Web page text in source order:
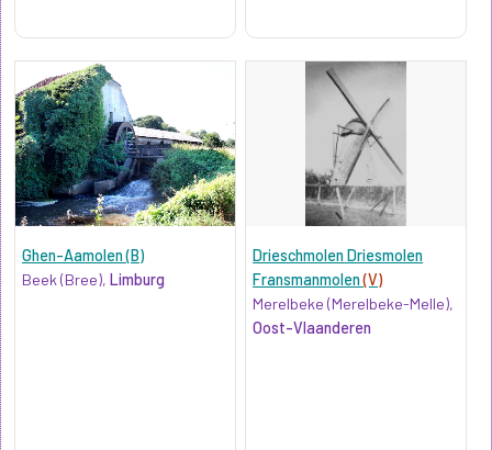
Ghen-Aamolen (B)
Beek (Bree), Limburg
Drieschmolen Driesmolen
Fransmanmolen(V)
Merelbeke (Merelbeke-Melle),
Oost-Vlaanderen